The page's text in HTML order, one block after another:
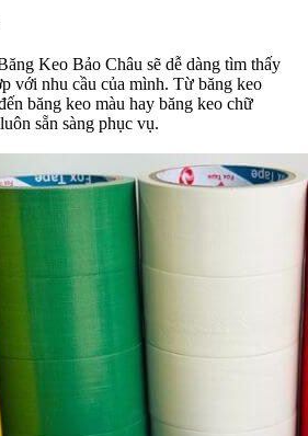
Keo Bảo Châu sẽ dễ dàng tìm thấy
với nhu cầu của mình. Từ băng keo
băng keo màu hay băng keo chữ
sẵn sàng phục vụ.